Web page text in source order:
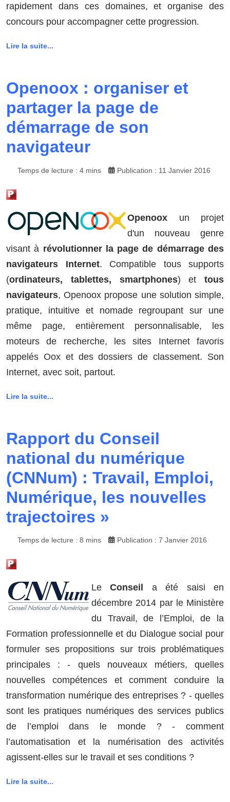
rapidement dans ces domaines, et organise des
concours pour accompagner cette progression.
Lire la suite...
Openoox : organiser et
partager la page de
démarrage de son
navigateur
Temps de lecture : 4 mins Publication : 11 Janvier 2016
Openoox un projet
d'un nouveau genre
visant à révolutionner la page de démarrage des
navigateurs Internet. Compatible tous supports
(ordinateurs, tablettes, smartphones) et tous
navigateurs, Openoox propose une solution simple,
pratique, intuitive et nomade regroupant sur une
même page, entièrement personnalisable, les
moteurs de recherche, les sites Internet favoris
appelés Oox et des dossiers de classement. Son
Internet, avec soit, partout.
Lire la suite...
Rapport du Conseil
national du numérique
(CNNum) : Travail, Emploi,
Numérique, les nouvelles
trajectoires »
Temps de lecture : 8 mins Publication : 7 Janvier 2016
LeConseil a été saisi en
décembre 2014 par le Ministère
du Travail, de l’Emploi, de la
Formation professionnelle et du Dialogue social pour
formuler ses propositions sur trois problématiques
principales : - quels nouveaux métiers, quelles
nouvelles compétences et comment conduire la
transformation numérique des entreprises ? - quelles
sont les pratiques numériques des services publics
de l’emploi dans le monde ? - comment
l’automatisation et la numérisation des activités
agissent-elles sur le travail et ses conditions ?
Lire la suite...